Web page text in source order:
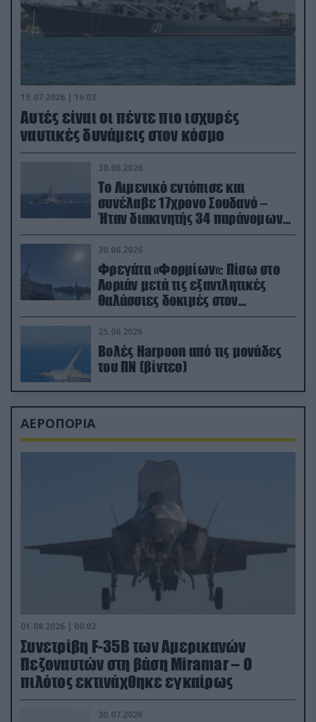
15.07.2026 | 16:03
Aυτές είναι οι πέντε πιο ισχυρές
ναυτικές δυνάμεις στον κόσμο
30.06.2026
Το Λιμενικό εντόπισε και
συνέλαβε 17χρονο Σουδανό –
Ήταν διακινητής 34 παράνομων
μεταναστών
30.06.2026
Φρεγάτα «Φορμίων»: Πίσω στο
Λοριάν μετά τις εξαντλητικές
θαλάσσιες δοκιμές στον
απαιτητικό Βισκαϊκό
25.06.2026
Βολές Harpoon από τις μονάδες
του ΠΝ (βίντεο)
ΑΕΡΟΠΟΡΙΑ
01.08.2026 | 00:02
Συνετρίβη F-35B των Αμερικανών
Πεζοναυτών στη βάση Miramar – Ο
πιλότος εκτινάχθηκε εγκαίρως
30.07.2026